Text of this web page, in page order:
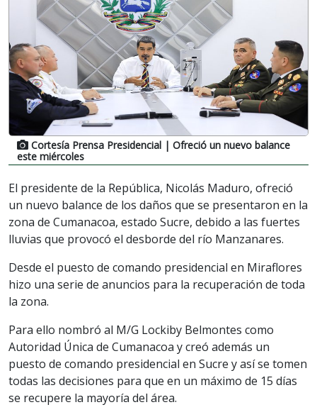
Cortesía Prensa Presidencial | Ofreció un nuevo balance
este miércoles
El presidente de la República, Nicolás Maduro, ofreció
un nuevo balance de los daños que se presentaron en la
zona de Cumanacoa, estado Sucre, debido a las fuertes
lluvias que provocó el desborde del río Manzanares.
Desde el puesto de comando presidencial en Miraflores
hizo una serie de anuncios para la recuperación de toda
la zona.
Para ello nombró al M/G Lockiby Belmontes como
Autoridad Única de Cumanacoa y creó además un
puesto de comando presidencial en Sucre y así se tomen
todas las decisiones para que en un máximo de 15 días
se recupere la mayoría del área.